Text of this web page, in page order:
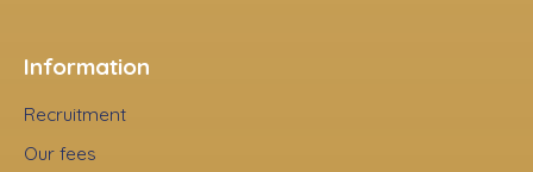
Information
Recruitment
Our fees